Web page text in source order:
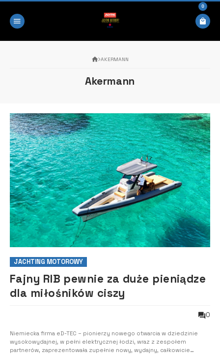
0
AKERMANN
Akermann
JACHTING MOTOROWY
Fajny RIB pewnie za duże pieniądze
dla miłośników ciszy
0
Niemiecka firma eD-TEC – pionierzy nowego otwarcia w dziedzinie
wysokowydajnej, w pełni elektrycznej łodzi, wraz z zespołem
partnerów, zaprezentowała zupełnie nowy, wydajny, całkowicie